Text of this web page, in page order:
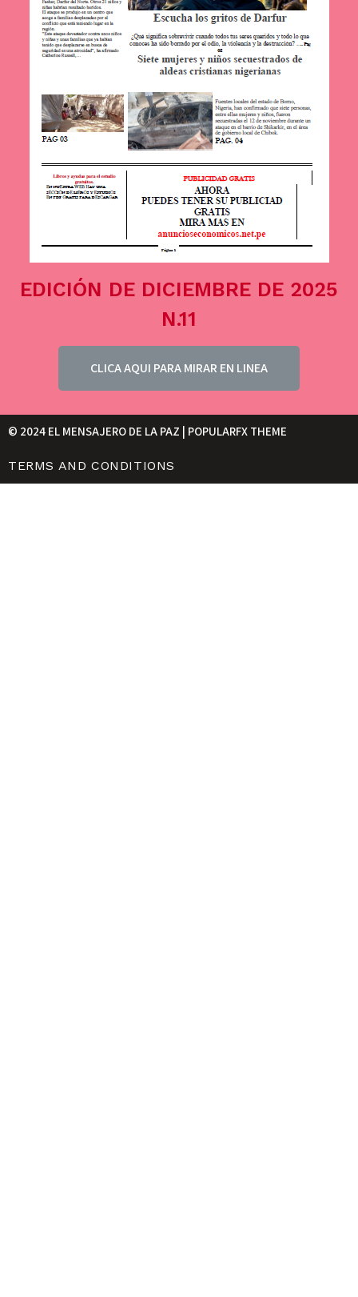
EDICIÓN DE DICIEMBRE DE 2025
N.11
CLICA AQUI PARA MIRAR EN LINEA
© 2024 EL MENSAJERO DE LA PAZ | POPULARFX THEME
TERMS AND CONDITIONS